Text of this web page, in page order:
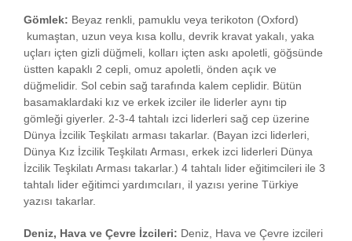
Gömlek: Beyaz renkli, pamuklu veya terikoton (Oxford)
kumaştan, uzun veya kısa kollu, devrik kravat yakalı, yaka
uçları içten gizli düğmeli, kolları içten askı apoletli, göğsünde
üstten kapaklı 2 cepli, omuz apoletli, önden açık ve
düğmelidir. Sol cebin sağ tarafında kalem ceplidir. Bütün
basamaklardaki kız ve erkek izciler ile liderler aynı tip
gömleği giyerler. 2-3-4 tahtalı izci liderleri sağ cep üzerine
Dünya İzcilik Teşkilatı arması takarlar. (Bayan izci liderleri,
Dünya Kız İzcilik Teşkilatı Arması, erkek izci liderleri Dünya
İzcilik Teşkilatı Arması takarlar.) 4 tahtalı lider eğitimcileri ile 3
tahtalı lider eğitimci yardımcıları, il yazısı yerine Türkiye
yazısı takarlar.
Deniz, Hava ve Çevre İzcileri: Deniz, Hava ve Çevre izcileri